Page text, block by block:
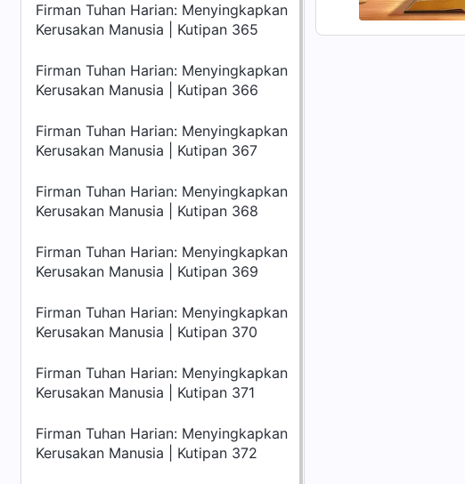
Firman Tuhan Harian: Menyingkapkan
Kerusakan Manusia | Kutipan 365
Firman Tuhan Harian: Menyingkapkan
Kerusakan Manusia | Kutipan 366
Firman Tuhan Harian: Menyingkapkan
Kerusakan Manusia | Kutipan 367
Firman Tuhan Harian: Menyingkapkan
Kerusakan Manusia | Kutipan 368
Firman Tuhan Harian: Menyingkapkan
Kerusakan Manusia | Kutipan 369
Firman Tuhan Harian: Menyingkapkan
Kerusakan Manusia | Kutipan 370
Firman Tuhan Harian: Menyingkapkan
Kerusakan Manusia | Kutipan 371
Firman Tuhan Harian: Menyingkapkan
Kerusakan Manusia | Kutipan 372